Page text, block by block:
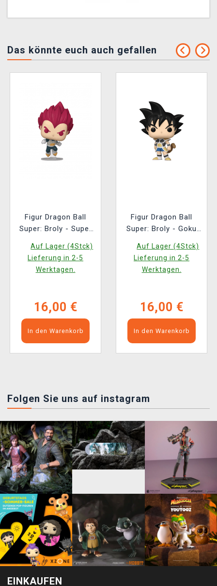
Das könnte euch auch gefallen
Figur Dragon Ball
Super: Broly - Super
(Funko POP!
Animation 1862)
Auf Lager (4Stck)
Lieferung in 2-5
Werktagen.
16,00 €
In den Warenkorb
Figur Dragon Ball
Super: Broly - Goku
Animation 1860)
Auf Lager (4Stck)
Lieferung in 2-5
Werktagen.
16,00 €
In den Warenkorb
Folgen Sie uns auf instagram
EINKAUFEN